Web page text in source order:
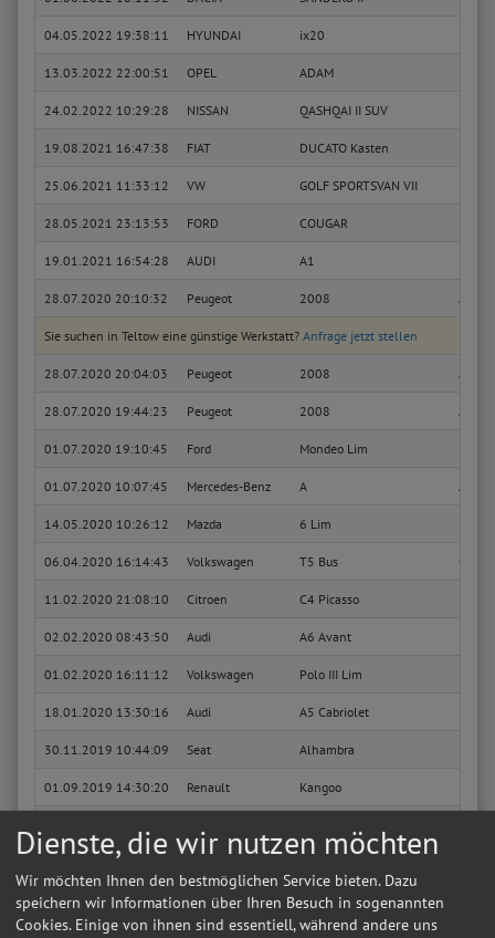
04.05.2022 19:38:11 HYUNDAI ix20
13.03.2022 22:00:51 OPEL ADAM
24.02.2022 10:29:28 NISSAN QASHQAI II SUV
19.08.2021 16:47:38 FIAT DUCATO Kasten
25.06.2021 11:33:12 VW GOLF SPORTSVAN VII
28.05.2021 23:13:53 FORD COUGAR
19.01.2021 16:54:28 AUDI A1
28.07.2020 20:10:32 Peugeot 2008 Access
Sie suchen in Teltow eine günstige Werkstatt? Anfrage jetzt stellen
28.07.2020 20:04:03 Peugeot 2008 Access
28.07.2020 19:44:23 Peugeot 2008 Access
01.07.2020 19:10:45 Ford Mondeo Lim ST-
01.07.2020 10:07:45 Mercedes-Benz A A
14.05.2020 10:26:12 Mazda 6 Lim
06.04.2020 16:14:43 Volkswagen T5 Bus
11.02.2020 21:08:10 Citroen C4 Picasso
02.02.2020 08:43:50 Audi A6 Avant
01.02.2020 16:11:12 Volkswagen Polo III Lim
18.01.2020 13:30:16 Audi A5 Cabriolet
30.11.2019 10:44:09 Seat Alhambra
01.09.2019 14:30:20 Renault Kangoo
05.06.2019 12:45:29
03.06.2019 16:09:20 Kia pro
Dienste, die wir nutzen möchten
Wir möchten Ihnen den bestmöglichen Service bieten. Dazu
speichern wir Informationen über Ihren Besuch in sogenannten
Cookies. Einige von ihnen sind essentiell, während andere uns